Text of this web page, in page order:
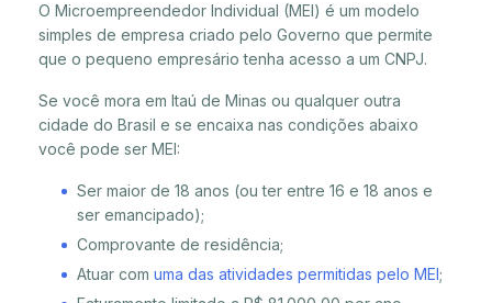
O Microempreendedor Individual (MEI) é um modelo
simples de empresa criado pelo Governo que permite
que o pequeno empresário tenha acesso a um CNPJ.
Se você mora em Itaú de Minas ou qualquer outra
cidade do Brasil e se encaixa nas condições abaixo
você pode ser MEI:
Ser maior de 18 anos (ou ter entre 16 e 18 anos e
ser emancipado);
Comprovante de residência;
Atuar com uma das atividades permitidas pelo MEI;